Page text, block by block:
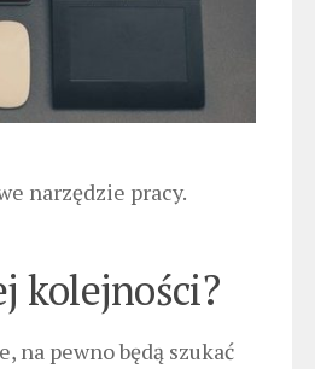
narzędzie pracy.
kolejności?
na pewno będą szukać